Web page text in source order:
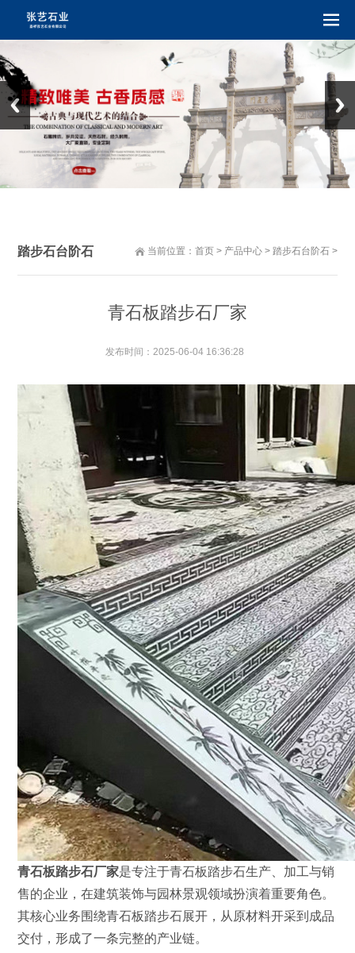
当前位置： 首页> 产品中心> 踏步石台阶石>
踏步石台阶石
青石板踏步石厂家
发布时间： 2025-06-04 16:36:28
青石板踏步石厂家是专注于青石板踏步石生产、加工与销
售的企业，在建筑装饰与园林景观领域扮演着重要角色。
其核心业务围绕青石板踏步石展开，从原材料开采到成品
交付，形成了一条完整的产业链。